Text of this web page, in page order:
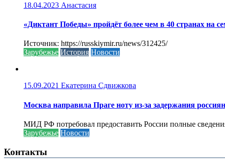
18.04.2023 Анастасия
«Диктант Победы» пройдёт более чем в 40 странах на
Источник: https://russkiymir.ru/news/312425/
Зарубежье История Новости
15.09.2021 Екатерина Сдвижкова
Москва направила Праге ноту из-за задержания
МИД РФ потребовал предоставить России полные
Зарубежье Новости
Контакты